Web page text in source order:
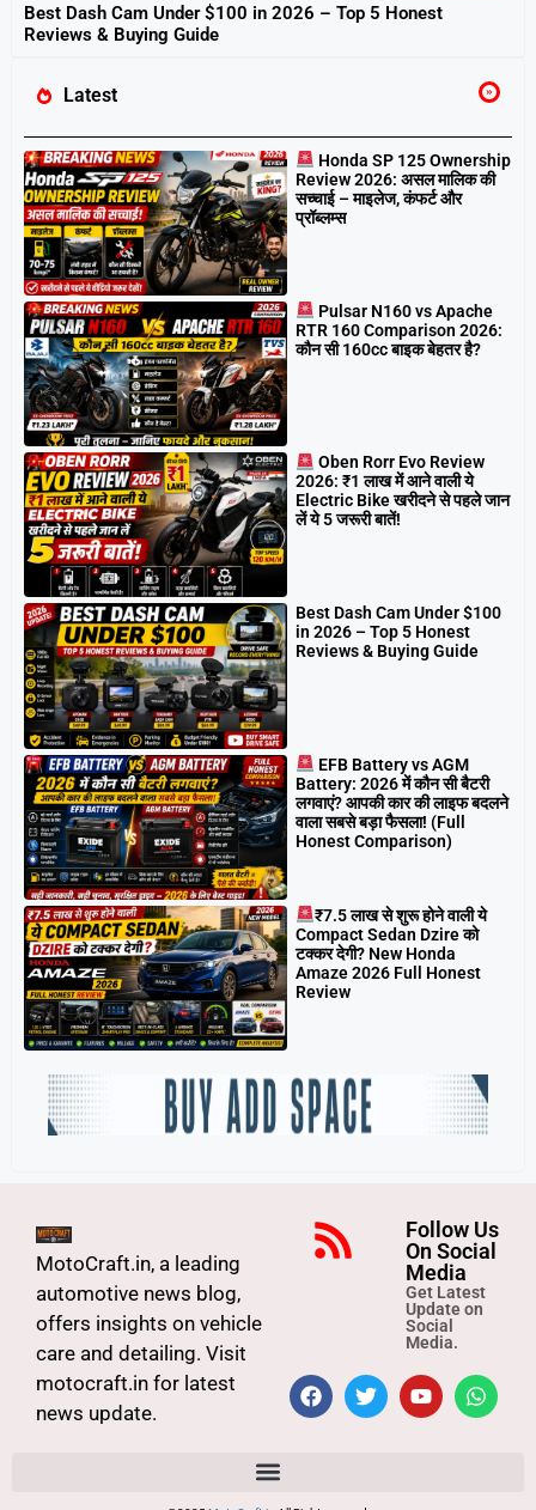
Best Dash Cam Under $100 in 2026 – Top 5 Honest
Reviews & Buying Guide
Latest
Honda SP 125 Ownership
Review 2026: असल मालिक की
सच्चाई – माइलेज, कंफर्ट और
प्रॉब्लम्स
Pulsar N160 vs Apache
RTR 160 Comparison 2026:
कौन सी 160cc बाइक बेहतर है?
Oben Rorr Evo Review
2026: ₹1 लाख में आने वाली ये
Electric Bike खरीदने से पहले जान
लें ये 5 जरूरी बातें!
Best Dash Cam Under $100
in 2026 – Top 5 Honest
Reviews & Buying Guide
EFB Battery vs AGM
Battery: 2026 में कौन सी बैटरी
लगवाएं? आपकी कार की लाइफ बदलने
वाला सबसे बड़ा फैसला! (Full
Honest Comparison)
₹7.5 लाख से शुरू होने वाली ये
Compact Sedan Dzire को
टक्कर देगी? New Honda
Amaze 2026 Full Honest
Review
MotoCraft.in, a leading
automotive news blog,
offers insights on vehicle
care and detailing. Visit
motocraft.in for latest
news update.
Follow Us
On Social
Media
Get Latest
Update on
Social
Media.